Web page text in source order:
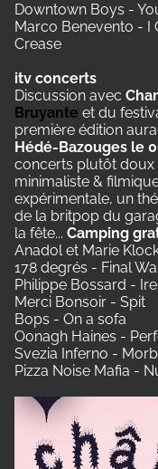
Downtown Boys -
Marco Benevento - I
Crease
itv concerts
Discussion avec
Bruyante et du
première édition
Hédé-Bazouges le
concerts plutôt doux
minimaliste &
expérimentale, un
de la britpop du
la fête... Camping
Anadol et Marie
178 degrés - Final
Philippe Bossard -
Merci Bonsoir - Spit
Bops - On a sofa
Oonagh Haines -
Svezia Inferno -
Pizza Noise Mafia -